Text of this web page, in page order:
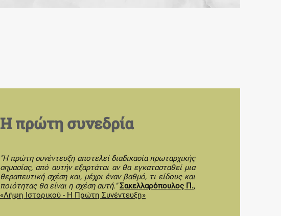
Η πρώτη συνεδρία
"Η πρώτη συνέντευξη αποτελεί διαδικασία πρωταρχικής
σημασίας, από αυτήν εξαρτάται αν θα εγκατασταθεί μια
θεραπευτική σχέση και, μέχρι έναν βαθμό, τι είδους και
ποιότητας θα είναι η σχέση αυτή." Σακελλαρόπουλος Π.,
«Λήψη Ιστορικού - Η Πρώτη Συνέντευξη»